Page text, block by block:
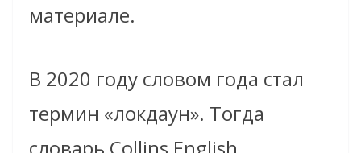
материале.
В 2020 году словом года стал
термин «локдаун». Тогда